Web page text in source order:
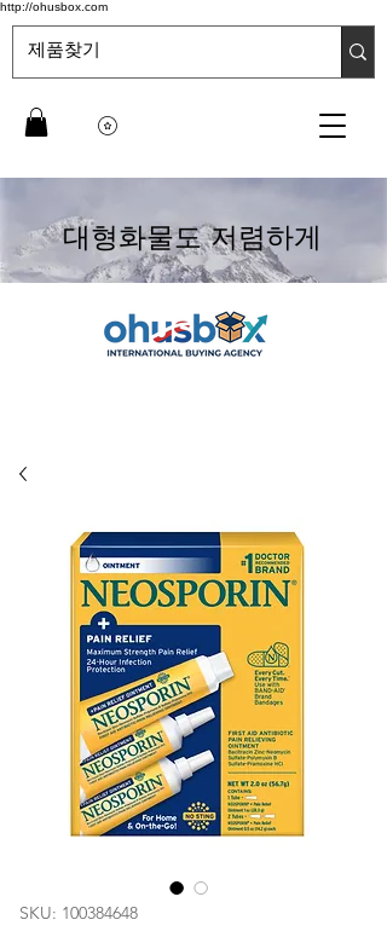
http://ohusbox.com
대형화물도 저렴하게
SKU: 100384648